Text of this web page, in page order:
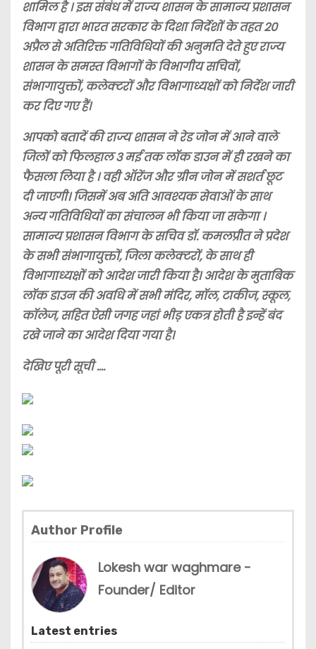
शामिल है । इस संबंध में राज्य शासन के सामान्य प्रशासन
विभाग द्वारा भारत सरकार के दिशा निर्देशों के तहत 20
अप्रैल से अतिरिक्त गतिविधियों की अनुमति देते हुए राज्य
शासन के समस्त विभागों के विभागीय सचिवों,
संभागायुक्तों, कलेक्टरों और विभागाध्यक्षों को निर्देश जारी
कर दिए गए हैं।
आपको बतादें की राज्य शासन ने रेड जोन में आने वाले
जिलों को फिलहाल 3 मई तक लॉक डाउन में ही रखने का
फैसला लिया है । वही ऑरेंज और ग्रीन जोन में सशर्त छूट
दी जाएगी। जिसमें अब अति आवश्यक सेवाओं के साथ
अन्य गतिविधियों का संचालन भी किया जा सकेगा ।
सामान्य प्रशासन विभाग के सचिव डॉ. कमलप्रीत ने प्रदेश
के सभी संभागायुक्तों, जिला कलेक्टरों, के साथ ही
विभागाध्यक्षों को आदेश जारी किया है। आदेश के मुताबिक
लॉक डाउन की अवधि में सभी मंदिर, मॉल, टाकीज, स्कूल,
कॉलेज, सहित ऐसी जगह जहां भीड़ एकत्र होती है इन्हें बंद
रखे जाने का आदेश दिया गया है।
देखिए पूरी सूची ….
Author Profile
Lokesh war waghmare -
Founder/ Editor
Latest entries